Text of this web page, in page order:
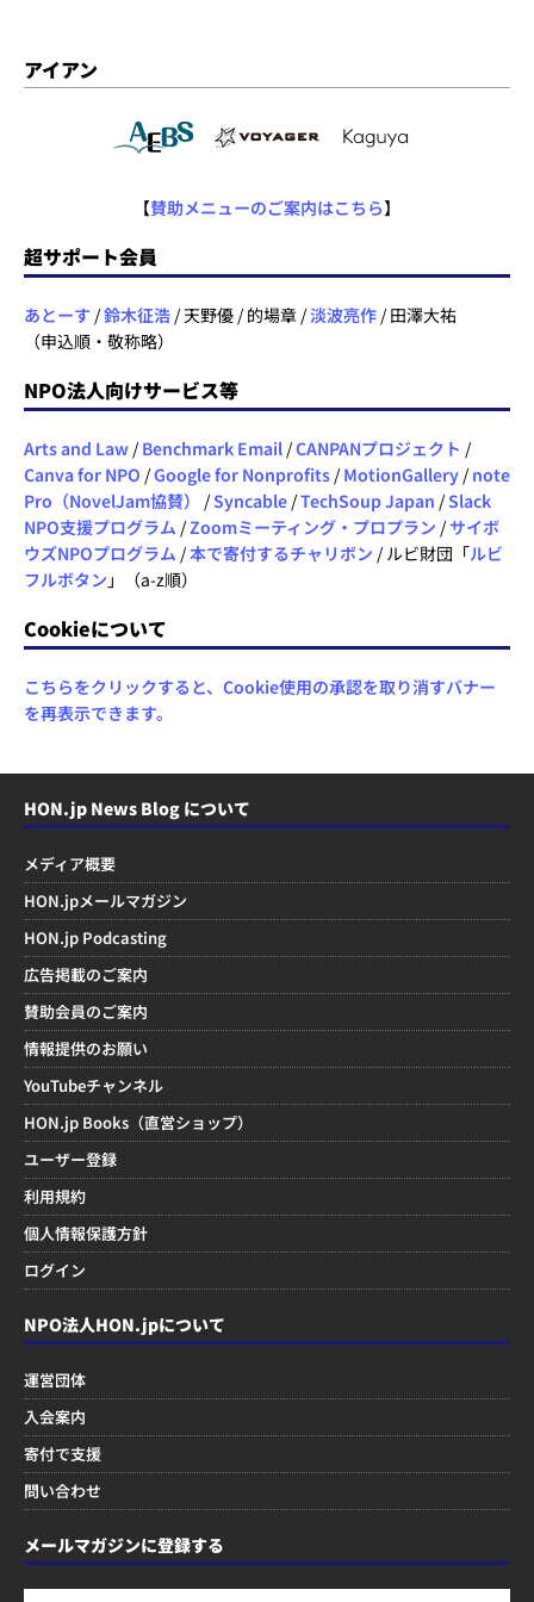
アイアン
【賛助メニューのご案内はこちら】
超サポート会員
あとーす /鈴木征浩 / 天野優 / 的場章 /淡波亮作 / 田澤大祐
（申込順・敬称略）
NPO法人向けサービス等
Arts and Law / Benchmark Email /CANPANプロジェクト /
Canva for NPO /Google for Nonprofits / MotionGallery / note
Pro（NovelJam協賛）
/Syncable /TechSoup Japan /Slack
NPO支援プログラム /Zoomミーティング・プロプラン /サイボ
ウズNPOプログラム /本で寄付するチャリボン / ルビ財団「ルビ
フルボタン 」（a-z順）
Cookieについて
こちらをクリックすると、Cookie使用の承認を取り消すバナー
を再表示できます。
HON.jp News Blog について
メディア概要
HON.jpメールマガジン
HON.jp Podcasting
広告掲載のご案内
賛助会員のご案内
情報提供のお願い
YouTubeチャンネル
HON.jp Books（直営ショップ）
ユーザー登録
利用規約
個人情報保護方針
ログイン
NPO法人HON.jpについて
運営団体
入会案内
寄付で支援
問い合わせ
メールマガジンに登録する